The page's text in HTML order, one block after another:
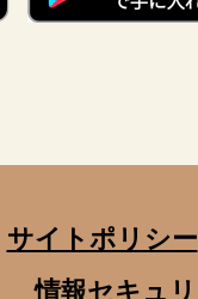
サイトポリシー
情報セキュ